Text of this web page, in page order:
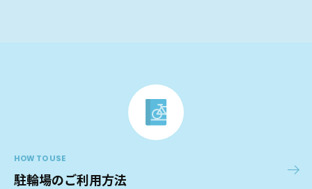
HOW TO USE
駐輪場のご利用方法